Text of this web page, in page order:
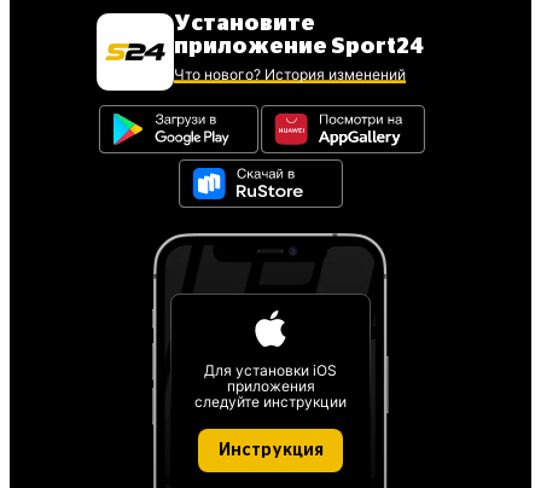
Установите
приложение Sport24
Что нового? История изменений
Для установки iOS
приложения
следуйте инструкции
Инструкция